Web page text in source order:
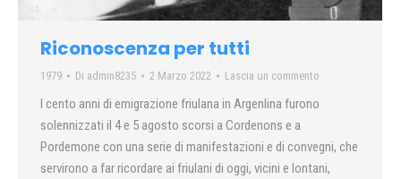
Riconoscenza per tutti
1979 Di admin8235 2 Marzo 2022 Lascia un commento
I cento anni di emigrazione friulana in Argenlina furono
solennizzati il 4 e 5 agosto scorsi a Cordenons e a
Pordemone con una serie di manifestazioni e di convegni, che
servirono a far ricordare ai friulani di oggi, vicini e lontani,